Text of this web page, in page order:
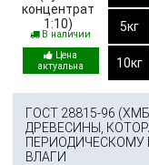
В наличии
5кг
10кг
ГОСТ 28815-96
ДРЕВЕСИНЫ,
ВЛАГИ